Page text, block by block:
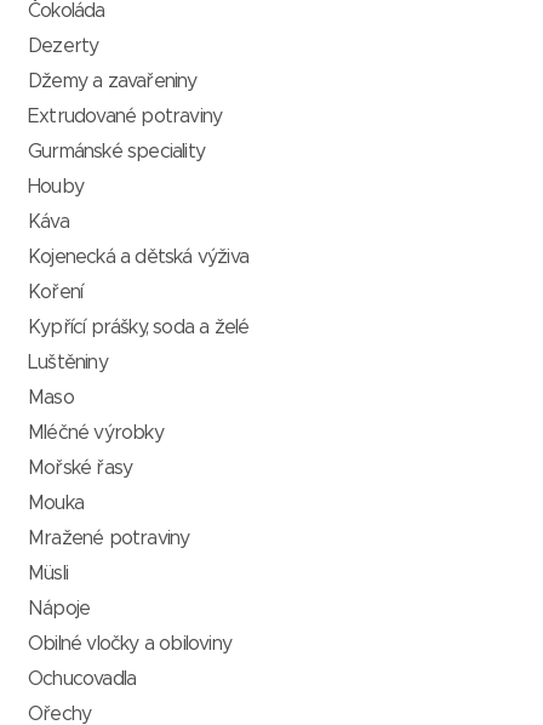
Čokoláda
Dezerty
Džemy a zavařeniny
Extrudované potraviny
Gurmánské speciality
Houby
Káva
Kojenecká a dětská výživa
Koření
Kypřící prášky, soda a želé
Luštěniny
Maso
Mléčné výrobky
Mořské řasy
Mouka
Mražené potraviny
Müsli
Nápoje
Obilné vločky a obiloviny
Ochucovadla
Ořechy